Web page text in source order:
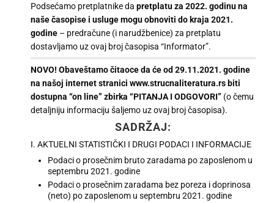
Podsećamo pretplatnike da pretplatu za 2022. godinu na
naše časopise i uslugemogu obnoviti do kraja 2021.
godine – predračune (i narudžbenice) za pretplatu
dostavljamo uz ovaj broj časopisa “Informator”.
NOVO! Obaveštamo čitaoce da će od 29.11.2021. godine
na našoj internet stranici www.strucnaliteratura.rs biti
dostupna “on line” zbirka “PITANJA I ODGOVORI” (o čemu
detaljniju informaciju šaljemo uz ovaj broj časopisa).
SADRŽAJ:
I. AKTUELNI STATISTIČKI I DRUGI PODACI I INFORMACIJE
Podaci o prosečnim bruto zaradama po zaposlenom u
septembru 2021. godine
Podaci o prosečnim zaradama bez poreza i doprinosa
(neto) po zaposlenom u septembru 2021. godine